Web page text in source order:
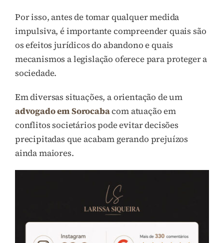
Por isso, antes de tomar qualquer medida
impulsiva, é importante compreender quais são
os efeitos jurídicos do abandono e quais
mecanismos a legislação oferece para proteger a
sociedade.
Em diversas situações, a orientação de um
advogado em Sorocabacom atuação em
conflitos societários pode evitar decisões
precipitadas que acabam gerando prejuízos
ainda maiores.